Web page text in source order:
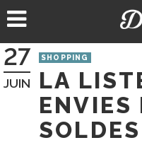
au
27
JUIN
SHOPPING
LA
ENVIES